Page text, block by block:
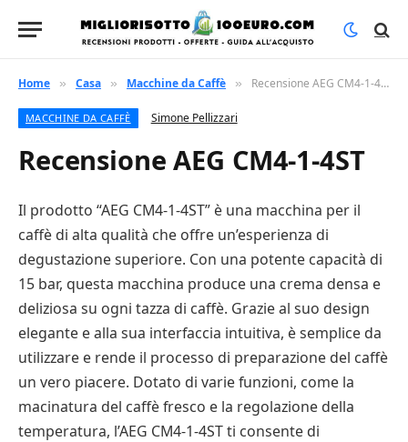
Home » Casa » Macchine da Caffè » Recensione AEG CM4-1-4ST
MACCHINE DA CAFFÈ Simone Pellizzari
Recensione AEG CM4-1-4ST
Il prodotto “AEG CM4-1-4ST” è una macchina per il
caffè di alta qualità che offre un’esperienza di
degustazione superiore. Con una potente capacità di
15 bar, questa macchina produce una crema densa e
deliziosa su ogni tazza di caffè. Grazie al suo design
elegante e alla sua interfaccia intuitiva, è semplice da
utilizzare e rende il processo di preparazione del caffè
un vero piacere. Dotato di varie funzioni, come la
macinatura del caffè fresco e la regolazione della
temperatura, l’AEG CM4-1-4ST ti consente di